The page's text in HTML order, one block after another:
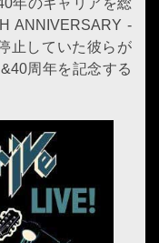
ANNIVERSARY -
止していた彼らが
周年を記念する